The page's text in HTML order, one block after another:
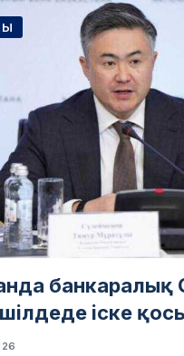
банкаралық
іске